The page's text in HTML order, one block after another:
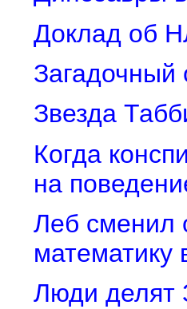
Доклад об
Загадочный
Звезда
Когда
на
Леб сменил
математику
Люди делят